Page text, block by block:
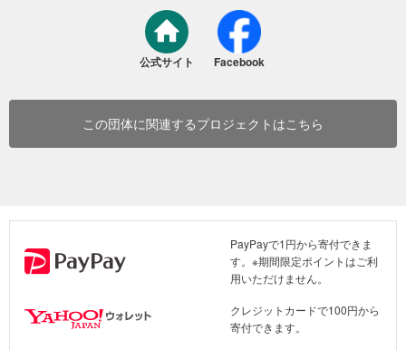
＜特長＞
●自分のまちの地形が一目瞭然
等高線ごとに段ボールを積んでいくことで、地域の地形を立体的に
再現できます。
JICAの研修では模擬ジオラマを活用して避難計画について話し合った
毎年の「ぼうさいこくたい」をはじめ、各種防災関連イベントなど
公式サイト Facebook
この団体に関連するプロジェクトはこちら
PayPayで1円から寄付できま
す。※期間限定ポイントはご利
用いただけません。
クレジットカードで100円から
寄付できます。